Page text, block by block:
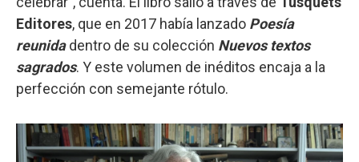
Editores, que en 2017 había lanzado Poesía
reunidadentro de su colección Nuevos textos
sagrados. Y este volumen de inéditos encaja a la
perfección con semejante rótulo.